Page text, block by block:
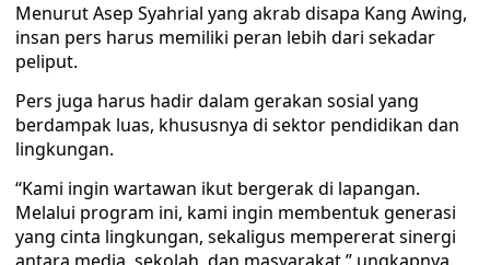
Menurut Asep Syahrial yang akrab disapa Kang Awing,
insan pers harus memiliki peran lebih dari sekadar
peliput.
Pers juga harus hadir dalam gerakan sosial yang
berdampak luas, khususnya di sektor pendidikan dan
lingkungan.
“Kami ingin wartawan ikut bergerak di lapangan.
Melalui program ini, kami ingin membentuk generasi
yang cinta lingkungan, sekaligus mempererat sinergi